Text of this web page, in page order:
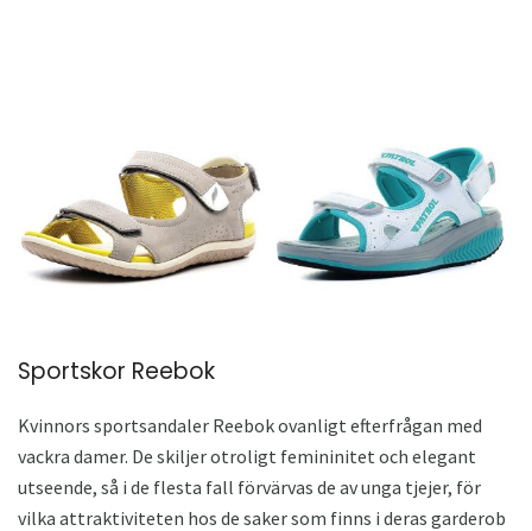
Sportskor Reebok
Kvinnors sportsandaler Reebok ovanligt efterfrågan med
vackra damer. De skiljer otroligt femininitet och elegant
utseende, så i de flesta fall förvärvas de av unga tjejer, för
vilka attraktiviteten hos de saker som finns i deras garderob